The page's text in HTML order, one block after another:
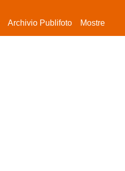
Archivio Publifoto Mostre